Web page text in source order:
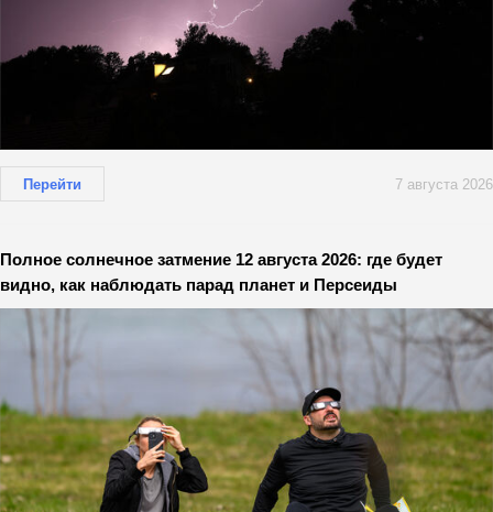
Перейти 7 августа 2026
Полное солнечное затмение 12 августа 2026: где будет
видно, как наблюдать парад планет и Персеиды